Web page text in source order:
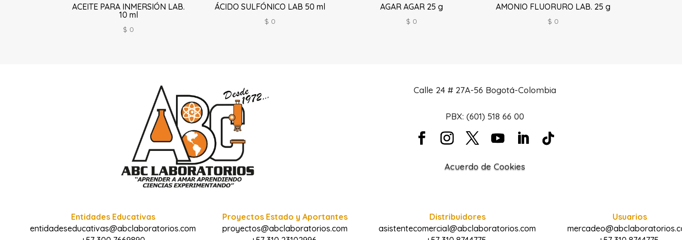
ACEITE PARA INMERSIÓN LAB.
10 ml
$ 0
ÁCIDO SULFÓNICO LAB 50 ml
$ 0
AGAR AGAR 25 g
$ 0
AMONIO FLUORURO LAB. 25 g
$ 0
Calle 24 # 27A-56 Bogotá-Colombia
PBX: (601) 518 66 00
Acuerdo de Cookies
Entidades Educativas
entidadeseducativas@abclaboratorios.com
Proyectos Estado y Aportantes
proyectos@abclaboratorios.com
Distribuidores
asistentecomercial@abclaboratorios.com
Usuarios